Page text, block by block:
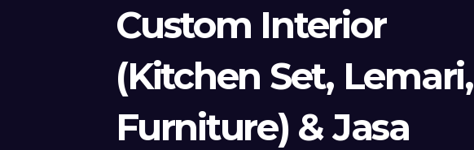
Custom Interior
(Kitchen Set, Lemari,
Furniture) & Jasa